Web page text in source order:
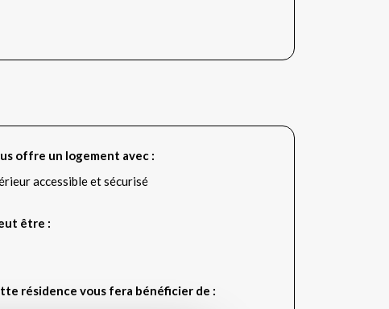
offre un logement avec :
accessible et sécurisé
être :
résidence vous fera bénéficier de :